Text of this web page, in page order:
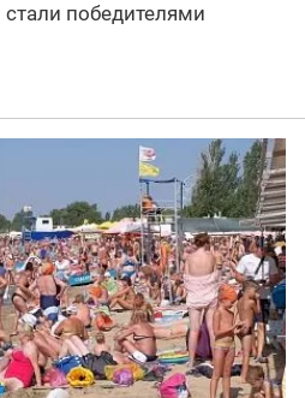
победителями